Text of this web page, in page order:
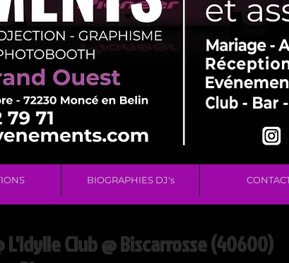
BIOGRAPHIES DJ's
L'Idylle Club @ Biscarrosse (40600)